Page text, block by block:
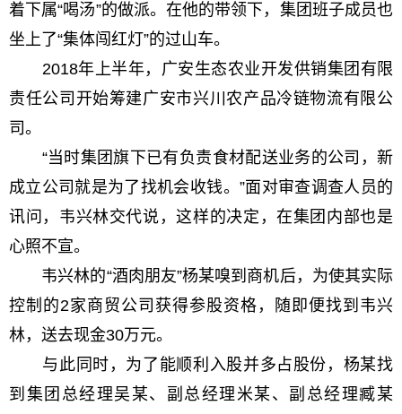
着下属“喝汤”的做派。在他的带领下，集团班子成员也
坐上了“集体闯红灯”的过山车。
2018年上半年，广安生态农业开发供销集团有限
责任公司开始筹建广安市兴川农产品冷链物流有限公
司。
“当时集团旗下已有负责食材配送业务的公司，新
成立公司就是为了找机会收钱。”面对审查调查人员的
讯问，韦兴林交代说，这样的决定，在集团内部也是
心照不宣。
韦兴林的“酒肉朋友”杨某嗅到商机后，为使其实际
控制的2家商贸公司获得参股资格，随即便找到韦兴
林，送去现金30万元。
与此同时，为了能顺利入股并多占股份，杨某找
到集团总经理吴某、副总经理米某、副总经理臧某